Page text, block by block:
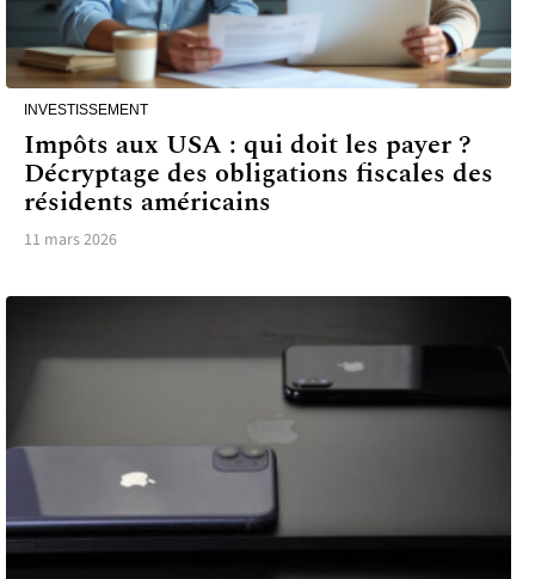
INVESTISSEMENT
Impôts aux USA : qui doit les payer ?
Décryptage des obligations fiscales des
résidents américains
11 mars 2026